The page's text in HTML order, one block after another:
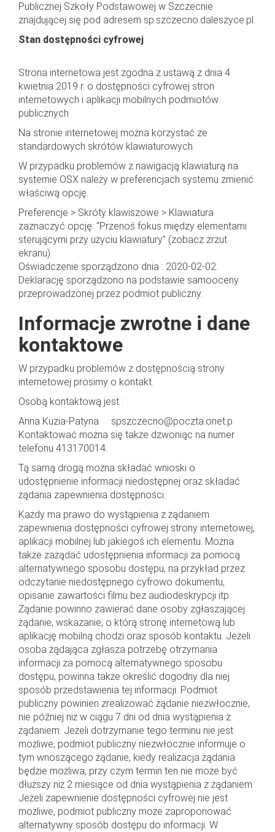
Publicznej Szkoły Podstawowej w Szczecnie
znajdującej się pod adresem sp.szczecno.daleszyce.pl.
Stan dostępności cyfrowej
Strona internetowa jest zgodna z ustawą z dnia 4
kwietnia 2019 r. o dostępności cyfrowej stron
internetowych i aplikacji mobilnych podmiotów
publicznych
Na stronie internetowej można korzystać ze
standardowych skrótów klawiaturowych.
W przypadku problemów z nawigacją klawiaturą na
systemie OSX należy w preferencjach systemu zmienić
właściwą opcję.
Preferencje > Skróty klawiszowe > Klawiatura
zaznaczyć opcję: "Przenoś fokus między elementami
sterującymi przy użyciu klawiatury" (zobacz zrzut
ekranu)
Oświadczenie sporządzono dnia : 2020-02-02.
Deklarację sporządzono na podstawie samooceny
przeprowadzonej przez podmiot publiczny.
Informacje zwrotne i dane
kontaktowe
W przypadku problemów z dostępnością strony
internetowej prosimy o kontakt.
Osobą kontaktową jest :
Anna Kuzia-Patyna spszczecno@poczta.onet.p
Kontaktować można się także dzwoniąc na numer
telefonu 413170014.
Tą samą drogą można składać wnioski o
udostępnienie informacji niedostępnej oraz składać
żądania zapewnienia dostępności.
Każdy ma prawo do wystąpienia z żądaniem
zapewnienia dostępności cyfrowej strony internetowej,
aplikacji mobilnej lub jakiegoś ich elementu. Można
także zażądać udostępnienia informacji za pomocą
alternatywnego sposobu dostępu, na przykład przez
odczytanie niedostępnego cyfrowo dokumentu,
opisanie zawartości filmu bez audiodeskrypcji itp.
Żądanie powinno zawierać dane osoby zgłaszającej
żądanie, wskazanie, o którą stronę internetową lub
aplikację mobilną chodzi oraz sposób kontaktu. Jeżeli
osoba żądająca zgłasza potrzebę otrzymania
informacji za pomocą alternatywnego sposobu
dostępu, powinna także określić dogodny dla niej
sposób przedstawienia tej informacji. Podmiot
publiczny powinien zrealizować żądanie niezwłocznie,
nie później niż w ciągu 7 dni od dnia wystąpienia z
żądaniem. Jeżeli dotrzymanie tego terminu nie jest
możliwe, podmiot publiczny niezwłocznie informuje o
tym wnoszącego żądanie, kiedy realizacja żądania
będzie możliwa, przy czym termin ten nie może być
dłuższy niż 2 miesiące od dnia wystąpienia z żądaniem.
Jeżeli zapewnienie dostępności cyfrowej nie jest
możliwe, podmiot publiczny może zaproponować
alternatywny sposób dostępu do informacji. W